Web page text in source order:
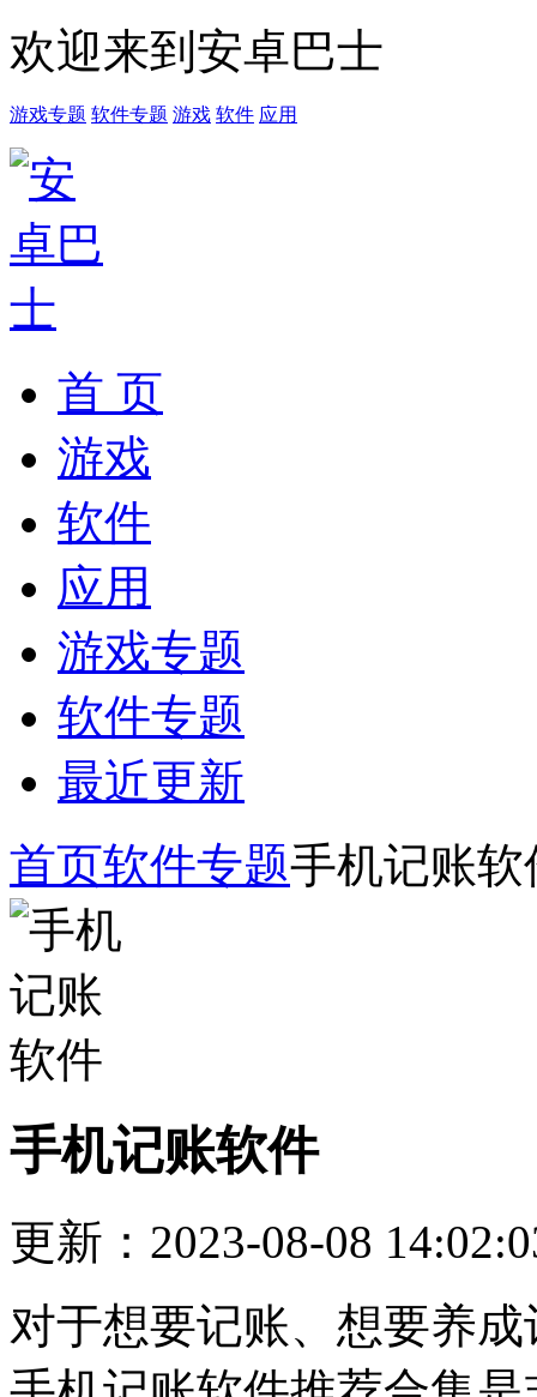
欢迎来到安卓巴士
游戏专题 软件专题 游戏 软件 应用
首 页
游戏
软件
应用
游戏专题
软件专题
最近更新
首页软件专题手机记账软
手机记账软件
更新：2023-08-08
对于想要记账、想要养